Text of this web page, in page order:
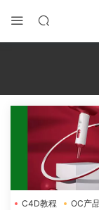
C4D教程
OC产